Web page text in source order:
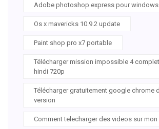
Adobe photoshop express pour
Os x mavericks 10.9.2 update
Paint shop pro x7 portable
Télécharger mission impossible 4
hindi 720p
Télécharger gratuitement google chrome
version
Comment telecharger des videos sur